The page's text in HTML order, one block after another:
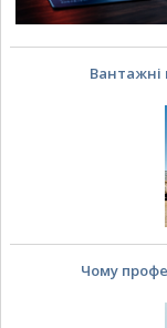
Вантажні
Чому